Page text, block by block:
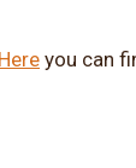
Here you can